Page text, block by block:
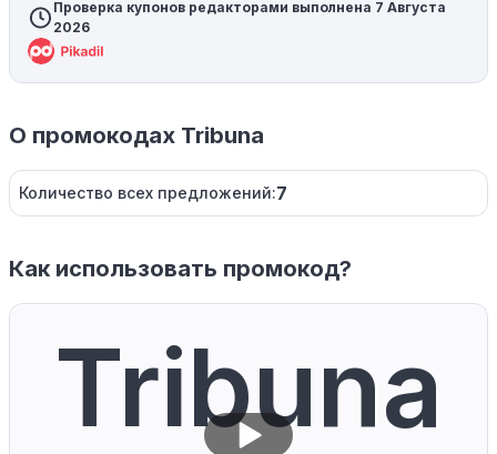
Проверка купонов редакторами выполнена 7 Августа
2026
О промокодах Tribuna
Количество всех предложений:7
Как использовать промокод?
Tribuna